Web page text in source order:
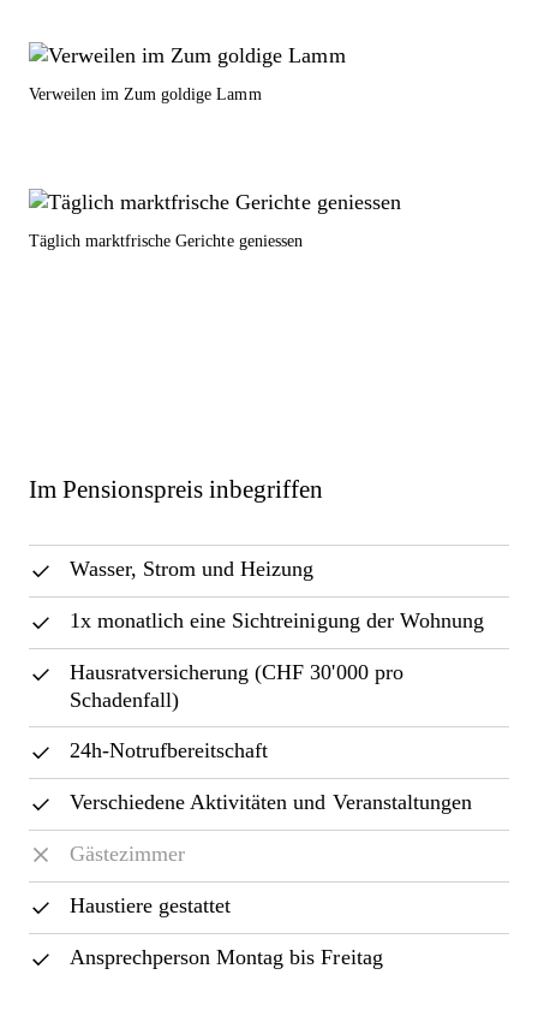
Verweilen im Zum goldige Lamm
Täglich marktfrische Gerichte geniessen
Im Pensionspreis inbegriffen
Wasser, Strom und Heizung
1x monatlich eine Sichtreinigung der Wohnung
Hausratversicherung (CHF 30'000 pro
Schadenfall)
24h-Notrufbereitschaft
Verschiedene Aktivitäten und Veranstaltungen
Gästezimmer
Haustiere gestattet
Ansprechperson Montag bis Freitag